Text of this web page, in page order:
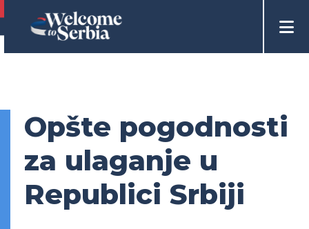
Opšte pogodnosti
za ulaganje u
Republici Srbiji